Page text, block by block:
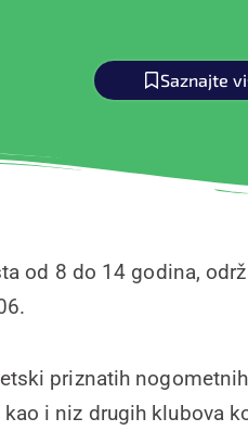
Saznajte
od 8 do 14 godina,
priznatih
i niz drugih klubova